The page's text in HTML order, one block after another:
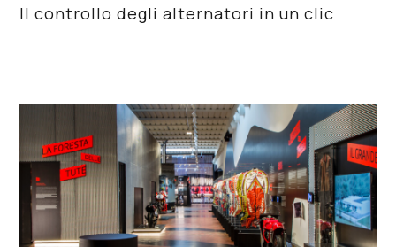
Il controllo degli alternatori in un clic